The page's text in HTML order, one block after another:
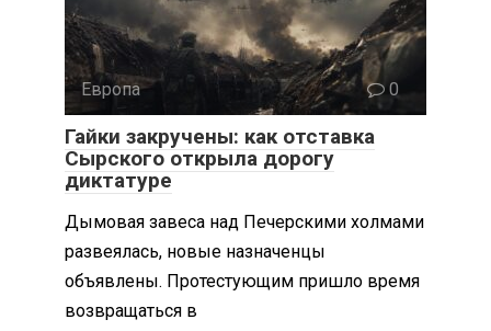
Европа 0
Гайки закручены: как отставка
Сырского открыла дорогу
диктатуре
Дымовая завеса над Печерскими холмами
развеялась, новые назначенцы
объявлены. Протестующим пришло время
возвращаться в